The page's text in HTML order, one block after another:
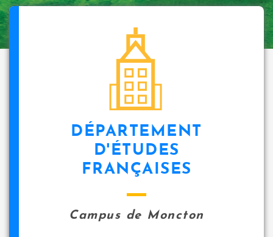
DÉPARTEMENT
D'ÉTUDES
FRANÇAISES
Campus de Moncton